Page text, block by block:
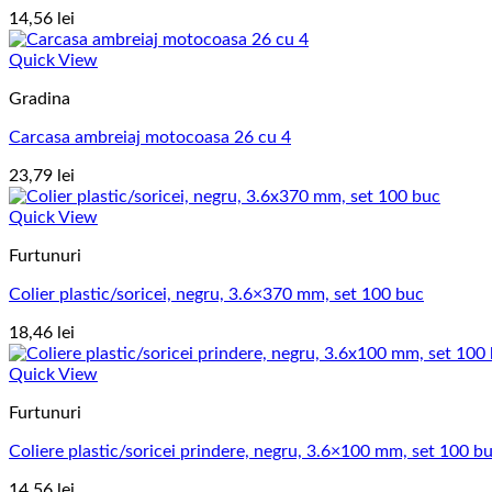
14,56 lei
Quick View
Gradina
Carcasa ambreiaj motocoasa 26 cu 4
23,79 lei
Quick View
Furtunuri
Colier plastic/soricei, negru, 3.6×370 mm, set 100 buc
18,46 lei
Quick View
Furtunuri
Coliere plastic/soricei prindere, negru, 3.6×100 mm, set 100